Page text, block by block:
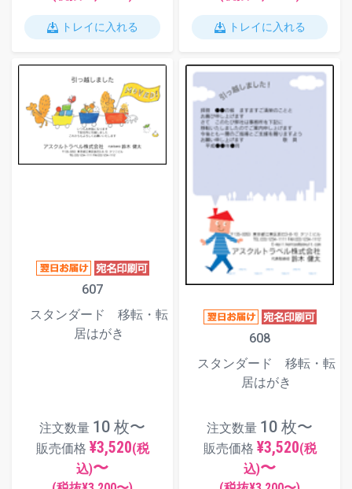
トレイに入れる トレイに入れる
607
スタンダード 移転・転
居はがき
注文数量 10 枚〜
販売価格 ¥3,520(税
込)〜
608
スタンダード 移転・転
居はがき
注文数量 10 枚〜
販売価格 ¥3,520(税
込)〜